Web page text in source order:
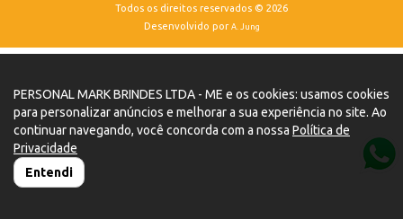
Todos os direitos reservados © 2026
Desenvolvido por A. Jung
PERSONAL MARK BRINDES LTDA - ME e os cookies: usamos cookies
para personalizar anúncios e melhorar a sua experiência no site. Ao
continuar navegando, você concorda com a nossa Política de
Privacidade
Entendi